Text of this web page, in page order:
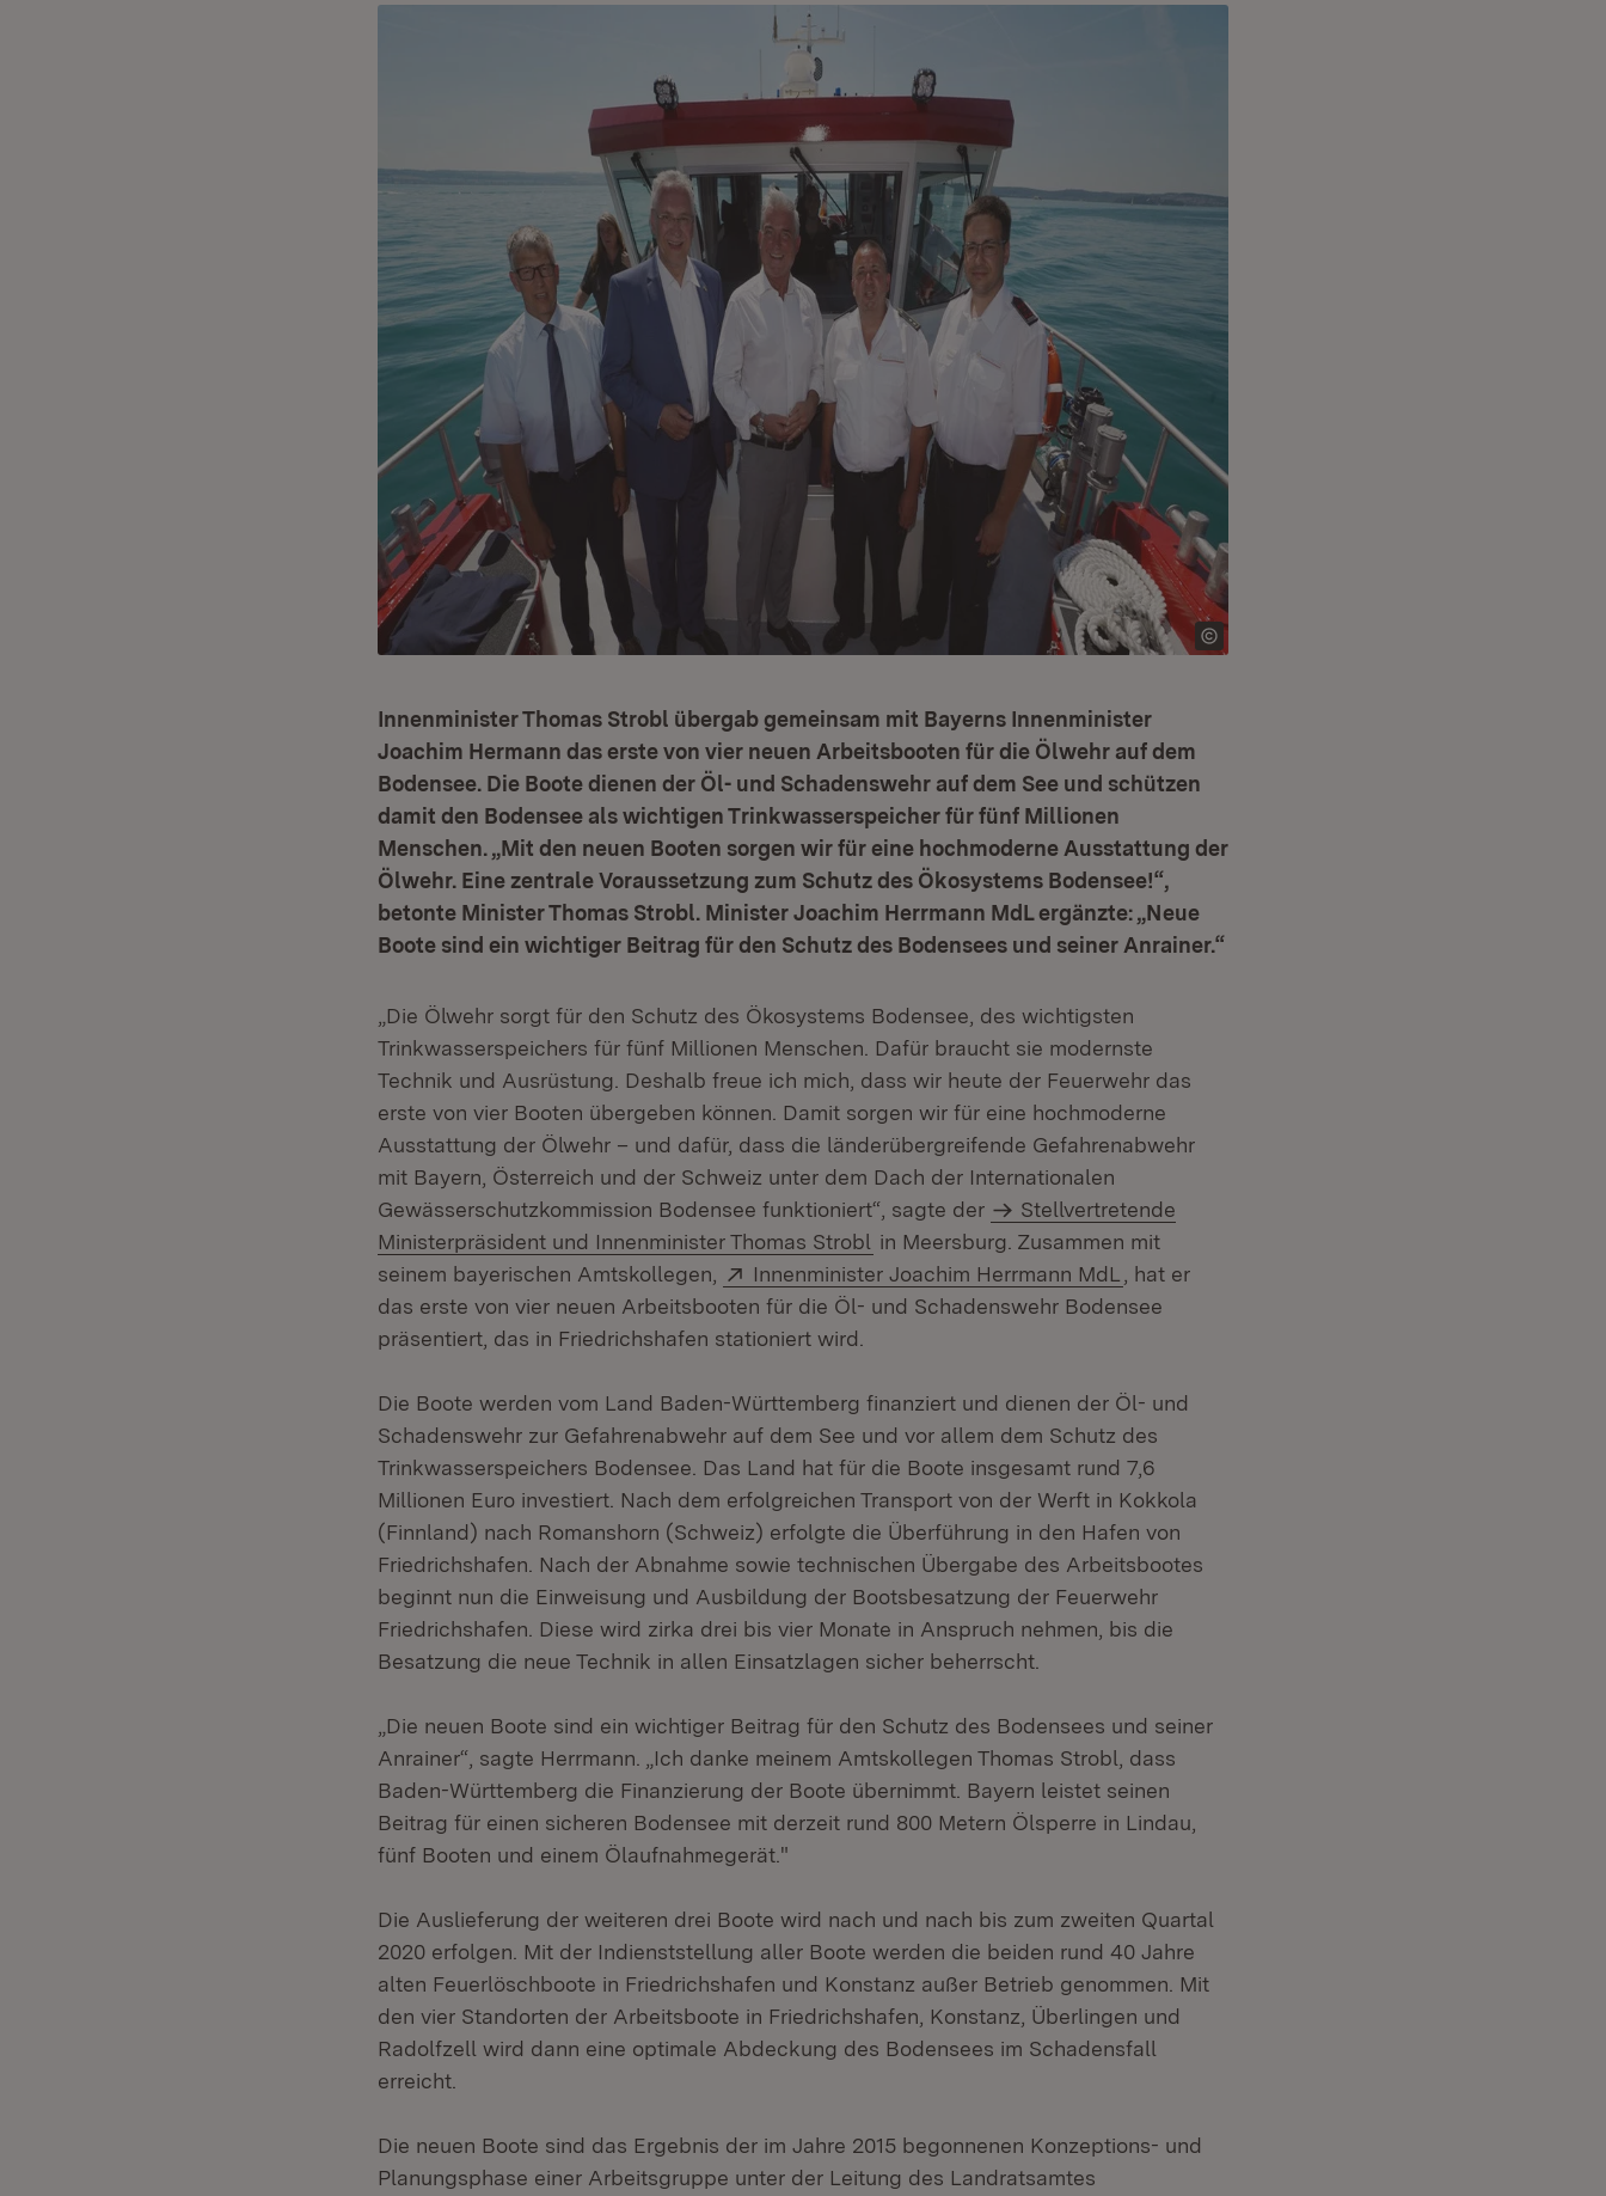
Innenminister Thomas Strobl übergab gemeinsam mit Bayerns Innenminister
Joachim Hermann das erste von vier neuen Arbeitsbooten für die Ölwehr auf dem
Bodensee. Die Boote dienen der Öl- und Schadenswehr auf dem See und schützen
damit den Bodensee als wichtigen Trinkwasserspeicher für fünf Millionen
Menschen. „Mit den neuen Booten sorgen wir für eine hochmoderne Ausstattung der
Ölwehr. Eine zentrale Voraussetzung zum Schutz des Ökosystems Bodensee!“,
betonte Minister Thomas Strobl. Minister Joachim Herrmann MdL ergänzte: „Neue
Boote sind ein wichtiger Beitrag für den Schutz des Bodensees und seiner Anrainer.“
„Die Ölwehr sorgt für den Schutz des Ökosystems Bodensee, des wichtigsten
Trinkwasserspeichers für fünf Millionen Menschen. Dafür braucht sie modernste
Technik und Ausrüstung. Deshalb freue ich mich, dass wir heute der Feuerwehr das
erste von vier Booten übergeben können. Damit sorgen wir für eine hochmoderne
Ausstattung der Ölwehr – und dafür, dass die länderübergreifende Gefahrenabwehr
mit Bayern, Österreich und der Schweiz unter dem Dach der Internationalen
Gewässerschutzkommission Bodensee funktioniert“, sagte der
Stellvertretende
Ministerpräsident und Innenminister Thomas Strobl in Meersburg. Zusammen mit
seinem bayerischen Amtskollegen,
Extern:
Innenminister Joachim Herrmann MdL (Öffnet in neuem Fenster)
, hat er
das erste von vier neuen Arbeitsbooten für die Öl- und Schadenswehr Bodensee
präsentiert, das in Friedrichshafen stationiert wird.
Die Boote werden vom Land Baden-Württemberg finanziert und dienen der Öl- und
Schadenswehr zur Gefahrenabwehr auf dem See und vor allem dem Schutz des
Trinkwasserspeichers Bodensee. Das Land hat für die Boote insgesamt rund 7,6
Millionen Euro investiert. Nach dem erfolgreichen Transport von der Werft in Kokkola
(Finnland) nach Romanshorn (Schweiz) erfolgte die Überführung in den Hafen von
Friedrichshafen. Nach der Abnahme sowie technischen Übergabe des Arbeitsbootes
beginnt nun die Einweisung und Ausbildung der Bootsbesatzung der Feuerwehr
Friedrichshafen. Diese wird zirka drei bis vier Monate in Anspruch nehmen, bis die
Besatzung die neue Technik in allen Einsatzlagen sicher beherrscht.
„Die neuen Boote sind ein wichtiger Beitrag für den Schutz des Bodensees und seiner
Anrainer“, sagte Herrmann. „Ich danke meinem Amtskollegen Thomas Strobl, dass
Baden-Württemberg die Finanzierung der Boote übernimmt. Bayern leistet seinen
Beitrag für einen sicheren Bodensee mit derzeit rund 800 Metern Ölsperre in Lindau,
fünf Booten und einem Ölaufnahmegerät."
Die Auslieferung der weiteren drei Boote wird nach und nach bis zum zweiten Quartal
2020 erfolgen. Mit der Indienststellung aller Boote werden die beiden rund 40 Jahre
alten Feuerlöschboote in Friedrichshafen und Konstanz außer Betrieb genommen. Mit
den vier Standorten der Arbeitsboote in Friedrichshafen, Konstanz, Überlingen und
Radolfzell wird dann eine optimale Abdeckung des Bodensees im Schadensfall
erreicht.
Die neuen Boote sind das Ergebnis der im Jahre 2015 begonnenen Konzeptions- und
Planungsphase einer Arbeitsgruppe unter der Leitung des Landratsamtes